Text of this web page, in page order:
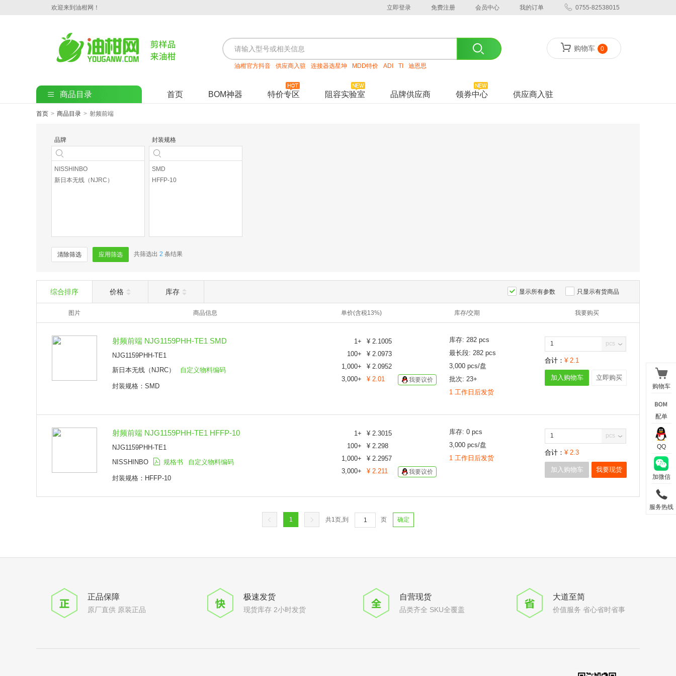
欢迎来到油柑网！ 立即登录 免费注册 会员中心 我的订单 0755-82538015
油柑官方抖音 供应商入驻 连接器选星坤 MDD特价 ADI TI 迪恩思
购物车 0
商品目录 首页 BOM神器 特价专区 阻容实验室 品牌供应商 领券中心 供应商入驻
首页 > 商品目录 > 射频前端
品牌
NISSHINBO
新日本无线（NJRC）
封装规格
SMD
HFFP-10
清除筛选 应用筛选 共筛选出 2 条结果
综合排序 价格 库存 显示所有参数 只显示有货商品
图片 商品信息 单价(含税13%) 库存/交期 我要购买
射频前端 NJG1159PHH-TE1 SMD
NJG1159PHH-TE1
新日本无线（NJRC）
自定义物料编码
封装规格：SMD
1+ ¥ 2.1005
100+ ¥ 2.0973
1,000+ ¥ 2.0952
3,000+ ¥ 2.01 我要议价
库存: 282 pcs
最长段: 282 pcs
3,000 pcs/盘
批次: 23+
1 工作日后发货
pcs
合计： ¥ 2.1
加入购物车 立即购买
射频前端 NJG1159PHH-TE1 HFFP-10
NJG1159PHH-TE1
NISSHINBO
规格书 自定义物料编码
封装规格：HFFP-10
1+ ¥ 2.3015
100+ ¥ 2.298
1,000+ ¥ 2.2957
3,000+ ¥ 2.211 我要议价
库存: 0 pcs
3,000 pcs/盘
1 工作日后发货
pcs
合计： ¥ 2.3
加入购物车 我要现货
1 共1页,到 页 确定
正品保障
原厂直供 原装正品
极速发货
现货库存 2小时发货
自营现货
品类齐全 SKU全覆盖
大道至简
价值服务 省心省时省事
购物车
配单
QQ
加微信
服务热线